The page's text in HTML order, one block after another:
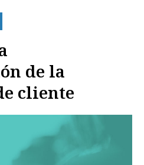
de la
cliente